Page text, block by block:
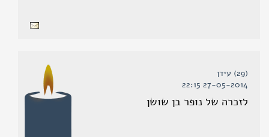
(29) עידן
27-05-2014 22:15
לזכרה של נופר בן שושן